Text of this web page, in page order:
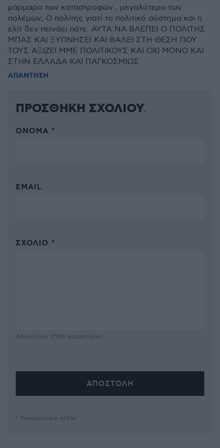
μάρμαρο των καταστροφών , μεγαλύτερο των
πολέμων; Ο πολίτης γιατί το πολιτικό σύστημα και η
ελίτ δεν πεινάει πότε. ΑΥΤΑ ΝΑ ΒΛΕΠΕΙ Ο ΠΟΛΙΤΗΣ
ΜΠΑΣ ΚΑΙ ΞΥΠΝΗΣΕΙ ΚΑΙ ΒΑΛΕΙ ΣΤΗ ΘΕΣΗ ΠΟΥ
ΤΟΥΣ ΑΞΙΖΕΙ ΜΜΕ ΠΟΛΙΤΙΚΟΥΣ ΚΑΙ ΟΧΙ ΜΟΝΟ ΚΑΙ
ΣΤΗΝ ΕΛΛΑΔΑ ΚΑΙ ΠΑΓΚΟΣΜΙΩΣ
ΑΠΑΝΤΗΣΗ
ΠΡΟΣΘΗΚΗ ΣΧΟΛΙΟΥ
ΌΝΟΜΑ *
EMAIL
ΣΧΌΛΙΟ *
Απομένουν 2500 χαρακτήρες
* Υποχρεωτικά πεδία